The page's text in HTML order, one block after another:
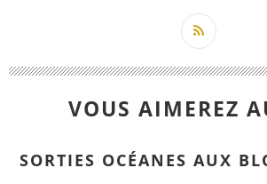
VOUS AIMEREZ
SORTIES OCÉANES AUX